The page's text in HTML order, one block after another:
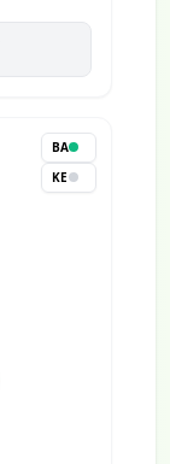
BA
KE